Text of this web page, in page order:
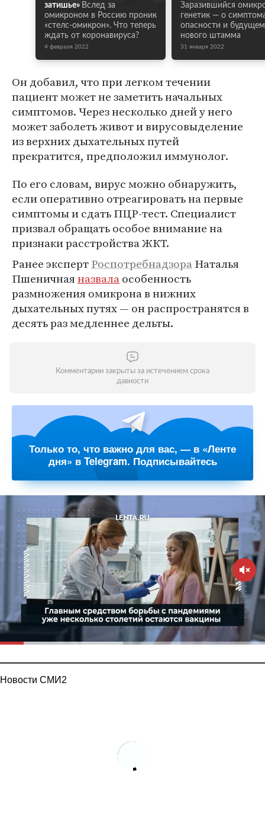
затишье» Вслед за
омикроном в Россию проник
«стелс-омикрон». Что теперь
ждать от коронавируса?
4 февраля 2022
Заразившийся
генетик — о
опасности и будущем
нового штамма
31 января 2022
Он добавил, что при легком течении
пациент может не заметить начальных
симптомов. Через несколько дней у него
может заболеть живот и вирусовыделение
из верхних дыхательных путей
прекратится, предположил иммунолог.
По его словам, вирус можно обнаружить,
если оперативно отреагировать на первые
симптомы и сдать ПЦР-тест. Специалист
призвал обращать особое внимание на
признаки расстройства ЖКТ.
Ранее экспертРоспотребнадзораНаталья
Пшеничнаяназвалаособенность
размножения омикрона в нижних
дыхательных путях — он распространятся в
десять раз медленнее дельты.
Комментарии закрыты за истечением срока
давности
Только то, что важно для вас, — в «Ленте
дня» в Telegram. Подписывайтесь
Новости СМИ2